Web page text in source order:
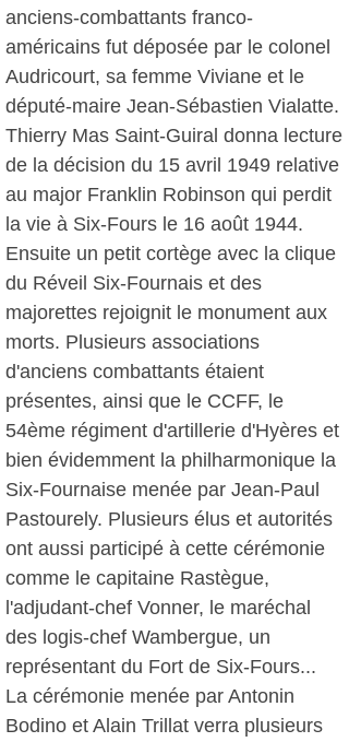
anciens-combattants franco-
américains fut déposée par le colonel
Audricourt, sa femme Viviane et le
député-maire Jean-Sébastien Vialatte.
Thierry Mas Saint-Guiral donna lecture
de la décision du 15 avril 1949 relative
au major Franklin Robinson qui perdit
la vie à Six-Fours le 16 août 1944.
Ensuite un petit cortège avec la clique
du Réveil Six-Fournais et des
majorettes rejoignit le monument aux
morts. Plusieurs associations
d'anciens combattants étaient
présentes, ainsi que le CCFF, le
54ème régiment d'artillerie d'Hyères et
bien évidemment la philharmonique la
Six-Fournaise menée par Jean-Paul
Pastourely. Plusieurs élus et autorités
ont aussi participé à cette cérémonie
comme le capitaine Rastègue,
l'adjudant-chef Vonner, le maréchal
des logis-chef Wambergue, un
représentant du Fort de Six-Fours...
La cérémonie menée par Antonin
Bodino et Alain Trillat verra plusieurs